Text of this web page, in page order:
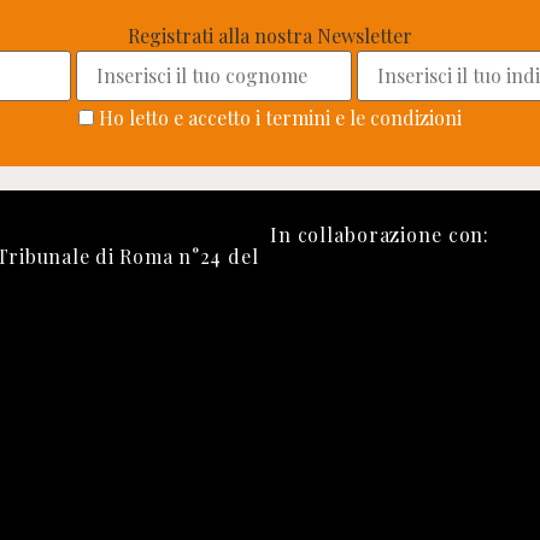
Registrati alla nostra Newsletter
Ho letto e accetto i termini e le condizioni
di Roma n°24 del
In collaborazione con: